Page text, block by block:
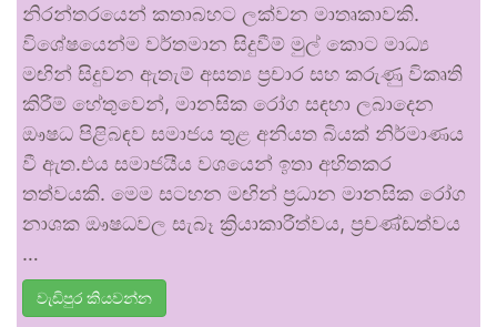
නිරන්තරයෙන් කතාබහට ලක්වන මාතෘකාවකි.
විශේෂයෙන්ම වර්තමාන සිදුවීම් මුල් කොට මාධ්‍ය
මඟින් සිදුවන ඇතැම් අසත්‍ය ප්‍රචාර සහ කරුණු විකෘති
කිරීම් හේතුවෙන්, මානසික රෝග සඳහා ලබාදෙන
ඖෂධ පිළිබඳව සමාජය තුළ අනියත බියක් නිර්මාණය
වී ඇත.එය සමාජයීය වශයෙන් ඉතා අහිතකර
තත්වයකි. මෙම සටහන මඟින් ප්‍රධාන මානසික රෝග
නාශක ඖෂධවල සැබෑ ක්‍රියාකාරීත්වය, ප්‍රචණ්ඩත්වය
…
වැඩිපුර කියවන්න